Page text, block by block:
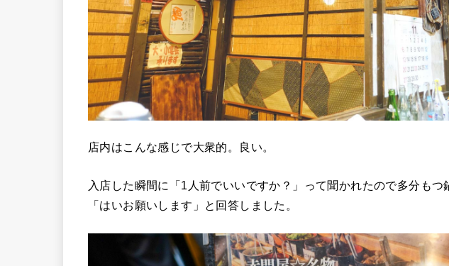
店内はこんな感じで大衆的。良い。
入店した瞬間に「1人前でいいですか？」って聞かれたので多分もつ
「はいお願いします」と回答しました。